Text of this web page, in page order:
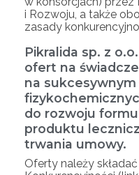
i Rozwoju, a także
zasady
Pikralida sp. z
ofert na
na
do rozwoju
produktu
trwania umowy.
Oferty należy